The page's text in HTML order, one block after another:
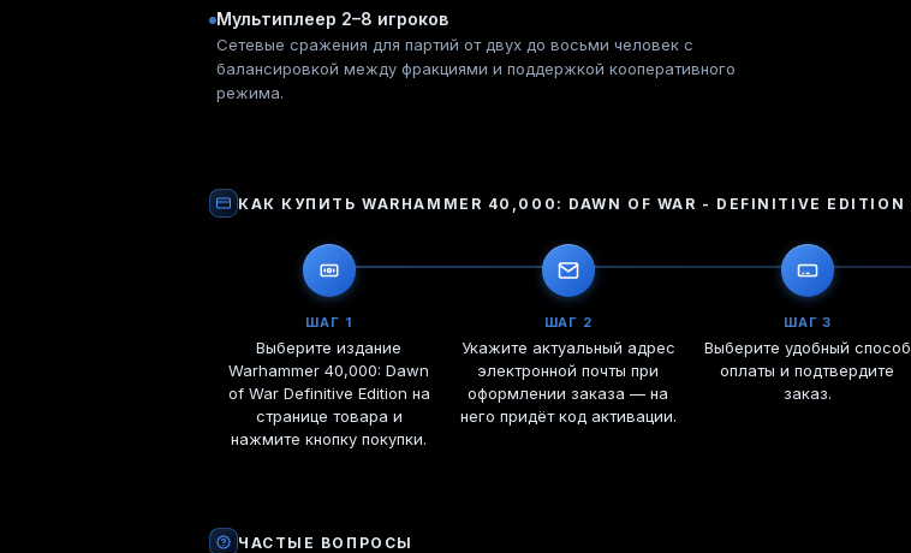
Мультиплеер 2–8 игроков
Сетевые сражения для партий от двух до восьми человек с
балансировкой между фракциями и поддержкой кооперативного
режима.
КАК КУПИТЬ WARHAMMER 40,000: DAWN OF WAR - DEFINITIVE EDITION
ШАГ 1
Выберите издание
Warhammer 40,000: Dawn
of War Definitive Edition на
странице товара и
нажмите кнопку покупки.
ШАГ 2
Укажите актуальный адрес
электронной почты при
оформлении заказа — на
него придёт код активации.
ШАГ 3
Выберите удобный способ
оплаты и подтвердите
заказ.
ЧАСТЫЕ ВОПРОСЫ